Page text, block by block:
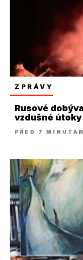
ZPRÁVY
Rusové
vzdušné útoky
PŘED 7